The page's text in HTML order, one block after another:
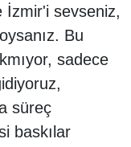
İzmir'i sevseniz,
Bu
sadece
süreç
baskılar